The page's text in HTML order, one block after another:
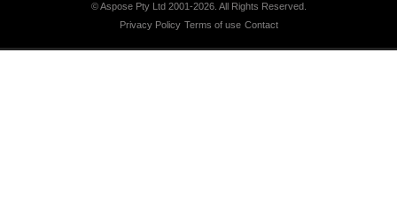
© Aspose Pty Ltd 2001-2026. All Rights Reserved.
Privacy Policy Terms of use Contact